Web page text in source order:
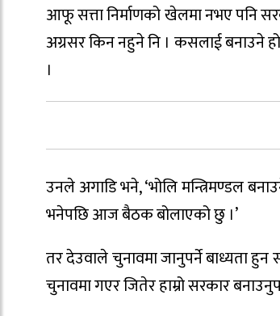
आफू सत्ता निर्माणको खेलमा नभए पनि
अग्रसर किन नहुने नि । कसलाई बनाउने
।
उनले अगाडि भने, ‘भोलि मन्त्रिमण्डल
भनेपछि आज बैठक बोलाएको छु ।’
तर देउवाले चुनावमा जानुपर्ने बाध्यता
चुनावमा गएर जितेर हाम्रो सरकार